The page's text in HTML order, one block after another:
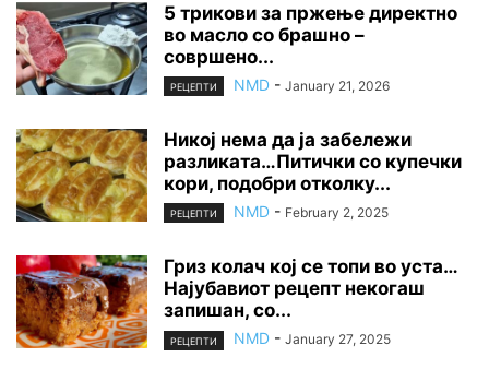
5 трикови за пржење директно
во масло со брашно –
совршено...
РЕЦЕПТИ NMD - January 21, 2026
Никој нема да ја забележи
разликата…Питички со купечки
кори, подобри отколку...
РЕЦЕПТИ NMD - February 2, 2025
Гриз колач кој се топи во уста…
Најубавиот рецепт некогаш
запишан, со...
РЕЦЕПТИ NMD - January 27, 2025